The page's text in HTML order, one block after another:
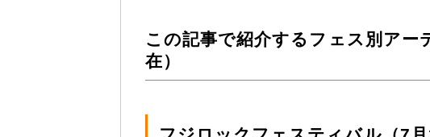
この記事で紹介するフェス別アー
在）